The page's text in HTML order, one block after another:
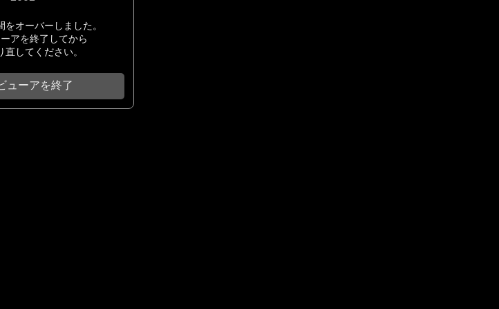
をオーバーしました。
アを終了してから
直してください。
ューアを終了